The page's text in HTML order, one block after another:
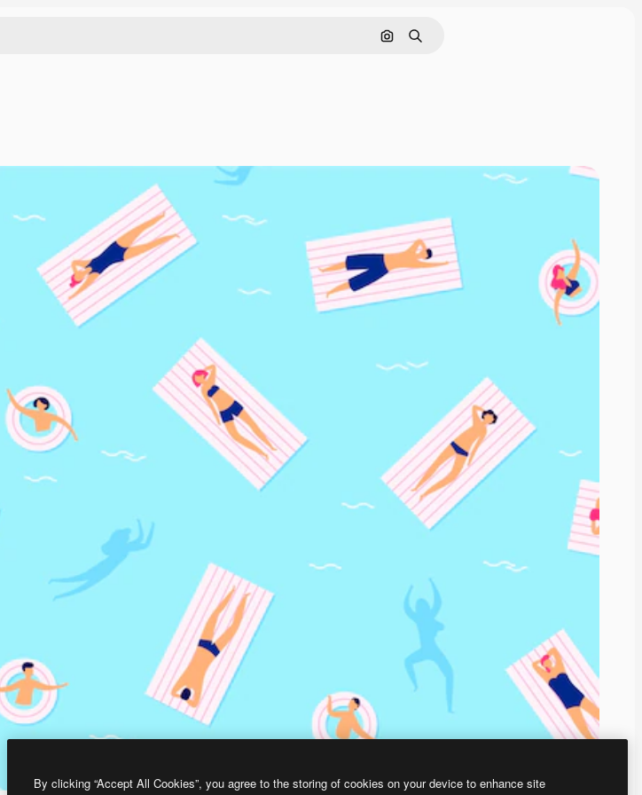
画像で検索
検索
By clicking “Accept All Cookies”, you agree to the storing of cookies on your device to enhance site